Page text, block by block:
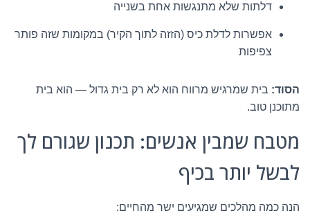
דלתות שלא מתנגשות אחת בשנייה
אפשרות לדלת כיס (הזזה לתוך הקיר) במקומות שזה פותר
צפיפות
הסוד: בית שמרגיש מרווח הוא לא רק בית גדול — הוא בית
מתוכנן טוב.
מטבח שמבין אנשים: תכנון שגורם לך
לבשל יותר בכיף
הנה כמה מהלכים שמגיעים ישר מהחיים: